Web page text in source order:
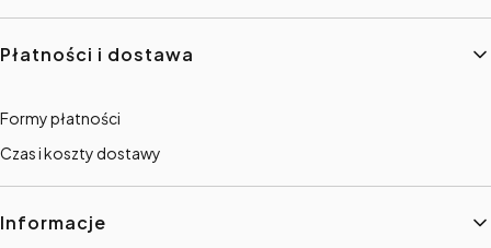
Płatności i dostawa
Formy płatności
Czas i koszty dostawy
Informacje